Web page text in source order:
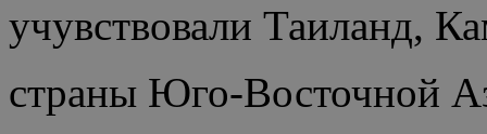
учувствовали Таиланд,
страны Юго-Восточной